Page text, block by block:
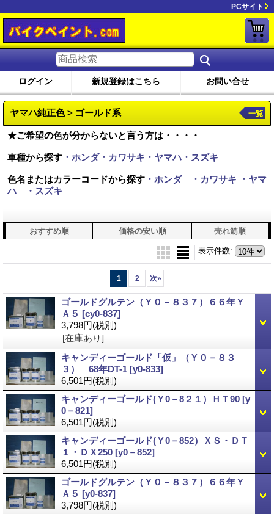
PCサイト
ログイン 新規登録はこちら お問い合せ
ヤマハ純正色 > ゴールド系
★ご希望の色が分からないと言う方は・・・・
車種から探す ・ホンダ・カワサキ・ヤマハ・スズキ
色名またはカラーコードから探す ・ホンダ ・カワサキ
・ヤマ
ハ
・スズキ
一覧
おすすめ順 価格の安い順 売れ筋順
表示件数:
1 2 次»
ゴールドグルテン（Ｙ０－８３７）６６年Ｙ
Ａ５ [cy0-837]
3,798円(税別)
[在庫あり]
キャンディーゴールド「仮」（Ｙ０－８３
３） 68年DT-1 [y0-833]
6,501円(税別)
キャンディーゴールド(Ｙ0－8２１）ＨＴ90 [y
0－821]
6,501円(税別)
キャンディーゴールド(Ｙ0－852）ＸＳ・ＤＴ
１・ＤＸ250 [y0－852]
6,501円(税別)
ゴールドグルテン（Ｙ０－８３７）６６年Ｙ
Ａ５ [y0-837]
3,798円(税別)